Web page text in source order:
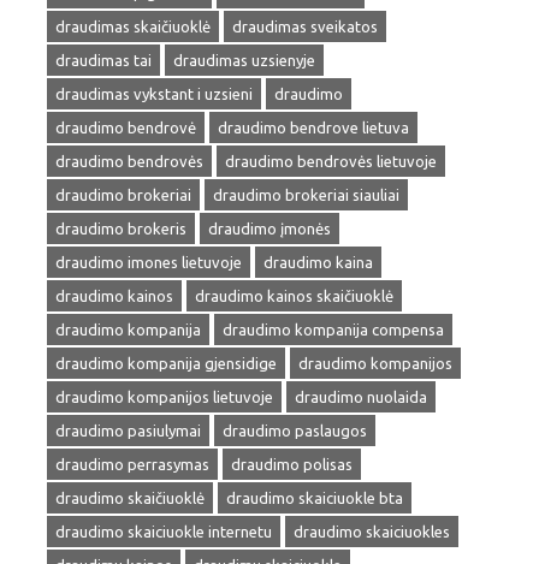
draudimas skaičiuoklė
draudimas sveikatos
draudimas tai
draudimas uzsienyje
draudimas vykstant i uzsieni
draudimo
draudimo bendrovė
draudimo bendrove lietuva
draudimo bendrovės
draudimo bendrovės lietuvoje
draudimo brokeriai
draudimo brokeriai siauliai
draudimo brokeris
draudimo įmonės
draudimo imones lietuvoje
draudimo kaina
draudimo kainos
draudimo kainos skaičiuoklė
draudimo kompanija
draudimo kompanija compensa
draudimo kompanija gjensidige
draudimo kompanijos
draudimo kompanijos lietuvoje
draudimo nuolaida
draudimo pasiulymai
draudimo paslaugos
draudimo perrasymas
draudimo polisas
draudimo skaičiuoklė
draudimo skaiciuokle bta
draudimo skaiciuokle internetu
draudimo skaiciuokles